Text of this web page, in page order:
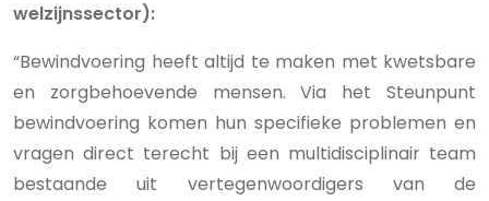
welzijnssector):
“Bewindvoering heeft altijd te maken met kwetsbare
en zorgbehoevende mensen. Via het Steunpunt
bewindvoering komen hun specifieke problemen en
vragen direct terecht bij een multidisciplinair team
bestaande uit vertegenwoordigers van de